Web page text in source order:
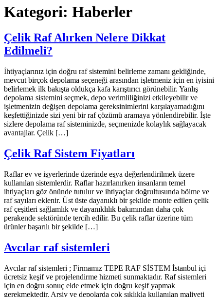
Kategori: Haberler
Çelik Raf Alırken Nelere Dikkat
Edilmeli?
İhtiyaçlarınız için doğru raf sistemini belirleme zamanı geldiğinde,
mevcut birçok depolama seçeneği arasından işletmeniz için en iyisini
belirlemek ilk bakışta oldukça kafa karıştırıcı görünebilir. Yanlış
depolama sistemini seçmek, depo verimliliğinizi etkileyebilir ve
işletmenizin değişen depolama gereksinimlerini karşılayamadığını
keşfettiğinizde sizi yeni bir raf çözümü aramaya yönlendirebilir. İşte
sizlere depolama raf sisteminizde, seçmenizde kolaylık sağlayacak
avantajlar. Çelik […]
Çelik Raf Sistem Fiyatları
Raflar ev ve işyerlerinde üzerinde eşya değerlendirilmek üzere
kullanılan sistemlerdir. Raflar hazırlanırken insanların temel
ihtiyaçları göz önünde tutulur ve ihtiyaçlar doğrultusunda bölme ve
raf sayıları eklenir. Üst üste dayanıklı bir şekilde monte edilen çelik
raf çeşitleri sağlamlık ve dayanıklılık bakımından daha çok
perakende sektöründe tercih edilir. Bu çelik raflar üzerine tüm
ürünler başarılı bir şekilde […]
Avcılar raf sistemleri
Avcılar raf sistemleri ; Firmamız TEPE RAF SİSTEM İstanbul içi
ücretsiz keşif ve projelendirme hizmeti sunmaktadır. Raf sistemleri
için en doğru sonuç elde etmek için doğru keşif yapmak
gerekmektedir. Arşiv ve depolarda çok sıklıkla kullanılan maliyeti